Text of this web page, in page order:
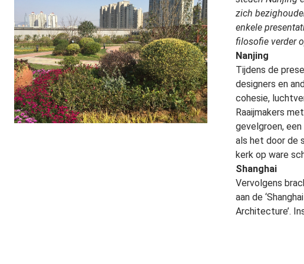
zich
enkele
filosofie verder
Nanjing
Tijdens de
designers en
cohesie,
Raaijmakers
gevelgroen,
als het door de
kerk op ware
Shanghai
Vervolgens
aan de
Architecture’.